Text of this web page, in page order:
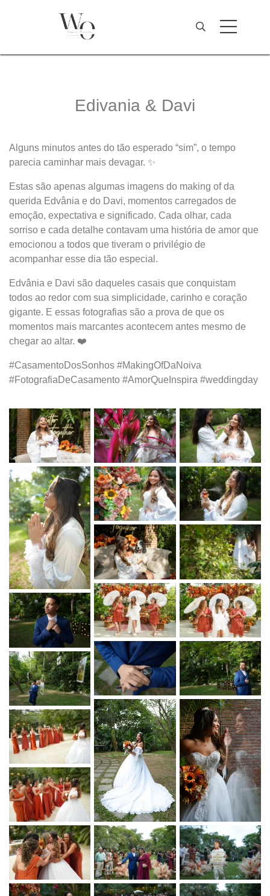
Edivania & Davi
Alguns minutos antes do tão esperado “sim”, o tempo
parecia caminhar mais devagar. ✨
Estas são apenas algumas imagens do making of da
querida Edvânia e do Davi, momentos carregados de
emoção, expectativa e significado. Cada olhar, cada
sorriso e cada detalhe contavam uma história de amor que
emocionou a todos que tiveram o privilégio de
acompanhar esse dia tão especial.
Edvânia e Davi são daqueles casais que conquistam
todos ao redor com sua simplicidade, carinho e coração
gigante. E essas fotografias são a prova de que os
momentos mais marcantes acontecem antes mesmo de
chegar ao altar. ❤️
#CasamentoDosSonhos #MakingOfDaNoiva
#FotografiaDeCasamento #AmorQueInspira #weddingday